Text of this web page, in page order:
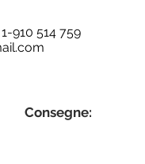
1-910 514 759
Consegne: